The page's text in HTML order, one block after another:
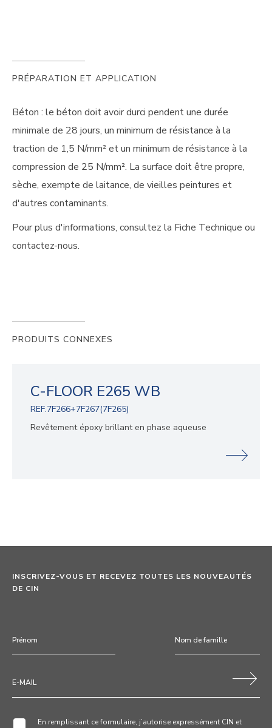
PRÉPARATION ET APPLICATION
Béton : le béton doit avoir durci pendent une durée
minimale de 28 jours, un minimum de résistance à la
traction de 1,5 N/mm² et un minimum de résistance à la
compression de 25 N/mm². La surface doit être propre,
sèche, exempte de laitance, de vieilles peintures et
d'autres contaminants.
Pour plus d'informations, consultez la Fiche Technique ou
contactez-nous.
PRODUITS CONNEXES
C-FLOOR E265 WB
REF.7F266+7F267(7F265)
Revêtement époxy brillant en phase aqueuse
INSCRIVEZ-VOUS ET RECEVEZ TOUTES LES NOUVEAUTÉS
DE CIN
En remplissant ce formulaire, j’autorise expressément CIN et